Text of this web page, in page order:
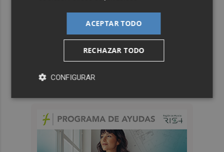
ACEPTAR TODO
RECHAZAR TODO
CONFIGURAR